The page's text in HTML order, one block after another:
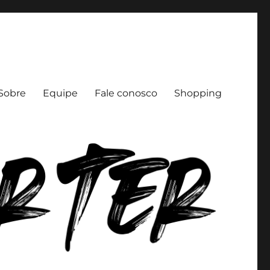
Equipe Fale conosco Shopping